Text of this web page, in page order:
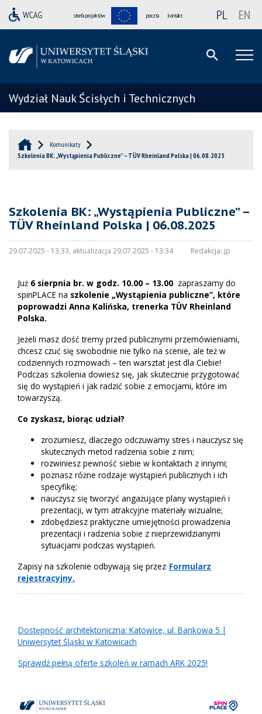
strefa projektów poczta kontakt PL EN
Wydział Nauk Ścisłych i Technicznych
Komunikaty
Szkolenia BK: „Wystąpienia Publiczne” – TÜV Rheinland Polska | 06.08.2025
Szkolenia BK: „Wystąpienia Publiczne” –
TÜV Rheinland Polska | 06.08.2025
29.07.2025 - 13:33, aktualizacja 29.07.2025 - 13:34 Redakcja: jp
Już 6 sierpnia br. w godz. 10.00 – 13.00 zapraszamy do
spinPLACE na szkolenie „Wystąpienia publiczne”, które
poprowadzi Anna Kalińska, trenerka TÜV Rheinland
Polska.
Jeżeli masz dość tremy przed publicznymi przemówieniami,
chcesz czuć się swobodnie nie tylko na scenie, ale też w
codziennych rozmowach – ten warsztat jest dla Ciebie!
Podczas szkolenia dowiesz się, jak skutecznie przygotować
się do wystąpień i jak radzić sobie z emocjami, które im
towarzyszą.
Co zyskasz, biorąc udział?
zrozumiesz, dlaczego odczuwamy stres i nauczysz się
skutecznych metod radzenia sobie z nim;
rozwiniesz pewność siebie w kontaktach z innymi;
poznasz różne rodzaje wystąpień publicznych i ich
specyfikę;
nauczysz się tworzyć angażujące plany wystąpień i
prezentacji, w tym atrakcyjne materiały wizualne;
zdobędziesz praktyczne umiejętności prowadzenia
prezentacji i radzenia sobie z nieprzewidzianymi
sytuacjami podczas wystąpień.
Zapisy na szkolenie odbywają się przez Formularz
rejestracyjny.
Dostępność architektoniczna: Katowice, ul. Bankowa 5 |
Uniwersytet Śląski w Katowicach
Sprawdź pełną ofertę szkoleń w ramach ARK 2025!